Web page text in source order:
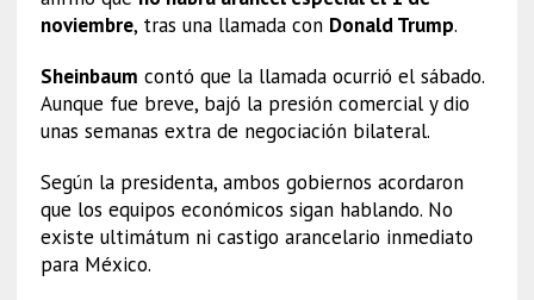
noviembre, tras una llamada con Donald Trump.
Sheinbaum contó que la llamada ocurrió el sábado.
Aunque fue breve, bajó la presión comercial y dio
unas semanas extra de negociación bilateral.
Según la presidenta, ambos gobiernos acordaron
que los equipos económicos sigan hablando. No
existe ultimátum ni castigo arancelario inmediato
para México.